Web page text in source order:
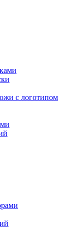
с логотипом